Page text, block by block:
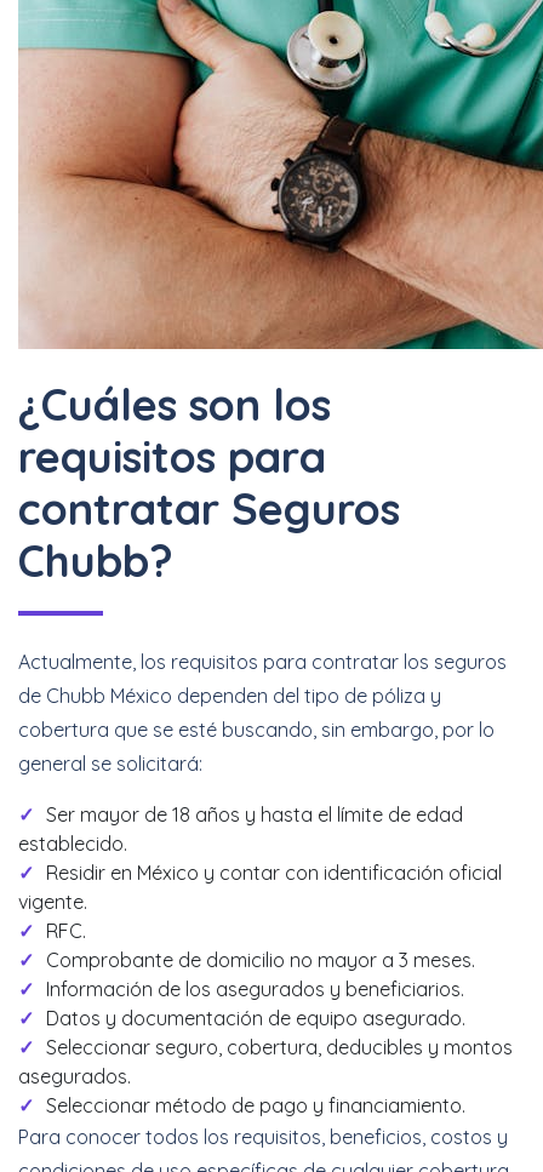
¿Cuáles son los
requisitos para
contratar Seguros
Chubb?
Actualmente, los requisitos para contratar los seguros
de Chubb México dependen del tipo de póliza y
cobertura que se esté buscando, sin embargo, por lo
general se solicitará:
Ser mayor de 18 años y hasta el límite de edad
establecido.
Residir en México y contar con identificación oficial
vigente.
RFC.
Comprobante de domicilio no mayor a 3 meses.
Información de los asegurados y beneficiarios.
Datos y documentación de equipo asegurado.
Seleccionar seguro, cobertura, deducibles y montos
asegurados.
Seleccionar método de pago y financiamiento.
Para conocer todos los requisitos, beneficios, costos y